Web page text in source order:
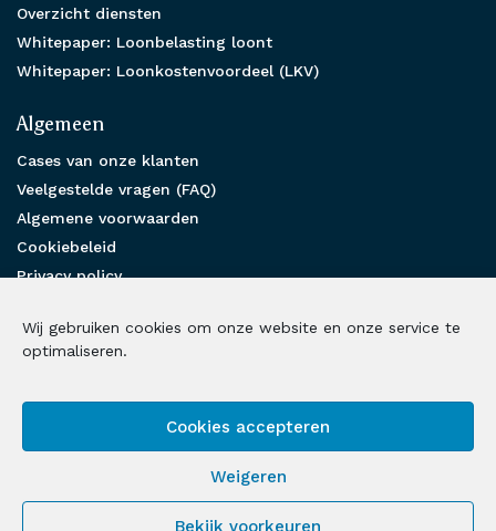
Wij gebruiken cookies om onze website en onze service te
optimaliseren.
Cookies accepteren
Weigeren
Bekijk voorkeuren
Overzicht diensten
Whitepaper: Loonbelasting loont
Whitepaper: Loonkostenvoordeel (LKV)
Algemeen
Cases van onze klanten
Veelgestelde vragen (FAQ)
Algemene voorwaarden
Cookiebeleid
Privacy policy
Benieuwd hoe wij u kunnen helpen?
Volg ons op social media